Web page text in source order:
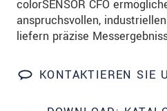
colorSENSOR CFO
anspruchsvollen,
liefern präzise
KONTAKTIEREN SIE
Bitte halten Sie mich